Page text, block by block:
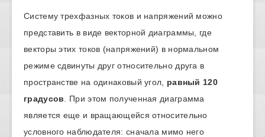
Систему трехфазных токов и напряжений можно
представить в виде векторной диаграммы, где
векторы этих токов (напряжений) в нормальном
режиме сдвинуты друг относительно друга в
пространстве на одинаковый угол, равный 120
градусов . При этом полученная диаграмма
является еще и вращающейся относительно
условного наблюдателя: сначала мимо него